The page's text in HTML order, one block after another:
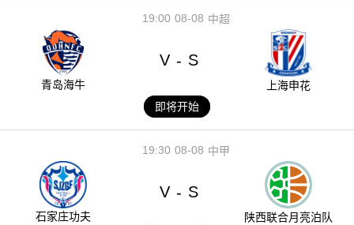
08-08
19:00 中超
青岛海牛
V - S
上海申花
即将开始
08-08
19:30 中甲
石家庄功夫
V - S
陕西联合月亮泊队